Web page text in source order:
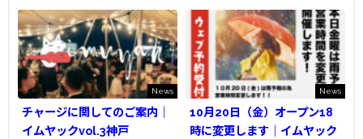
News
チャージに関してのご案内｜
イムヤックvol.3神戸
News
10月20日（金）オープン18
時に変更します｜イムヤック